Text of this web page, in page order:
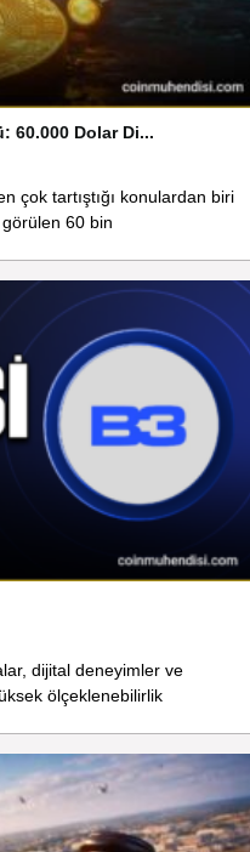
60.000 Dolar Di...
çok tartıştığı konulardan biri
60 bin
dijital deneyimler ve
ölçeklenebilirlik